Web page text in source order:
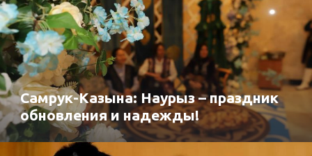
Самрук-Казына: Наурыз – праздник
обновления и надежды!